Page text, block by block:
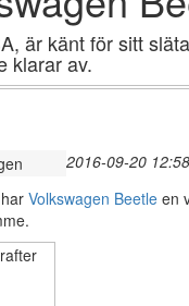
är känt för sitt
klarar av.
2016-09-20
Volkswagen Beetle en